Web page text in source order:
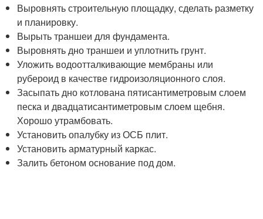
Выровнять строительную площадку, сделать разметку
и планировку.
Вырыть траншеи для фундамента.
Выровнять дно траншеи и уплотнить грунт.
Уложить водоотталкивающие мембраны или
рубероид в качестве гидроизоляционного слоя.
Засыпать дно котлована пятисантиметровым слоем
песка и двадцатисантиметровым слоем щебня.
Хорошо утрамбовать.
Установить опалубку из ОСБ плит.
Установить арматурный каркас.
Залить бетоном основание под дом.